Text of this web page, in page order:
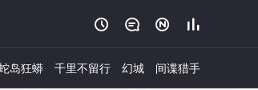
   
岛狂蟒 千里不留行 幻城 间谍猎手